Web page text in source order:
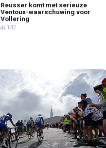
Reusser komt met serieuze
Ventoux-waarschuwing voor
Vollering
147